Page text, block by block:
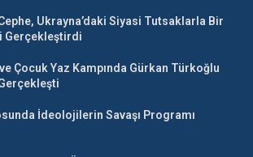
Ukrayna’daki Siyasi Tutsaklarla Bir
Gerçekleştirdi
Çocuk Yaz Kampında Gürkan Türkoğlu
İdeolojilerin Savaşı Programı